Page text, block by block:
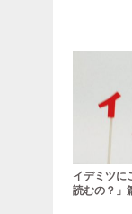
イデミツに
読むの？」